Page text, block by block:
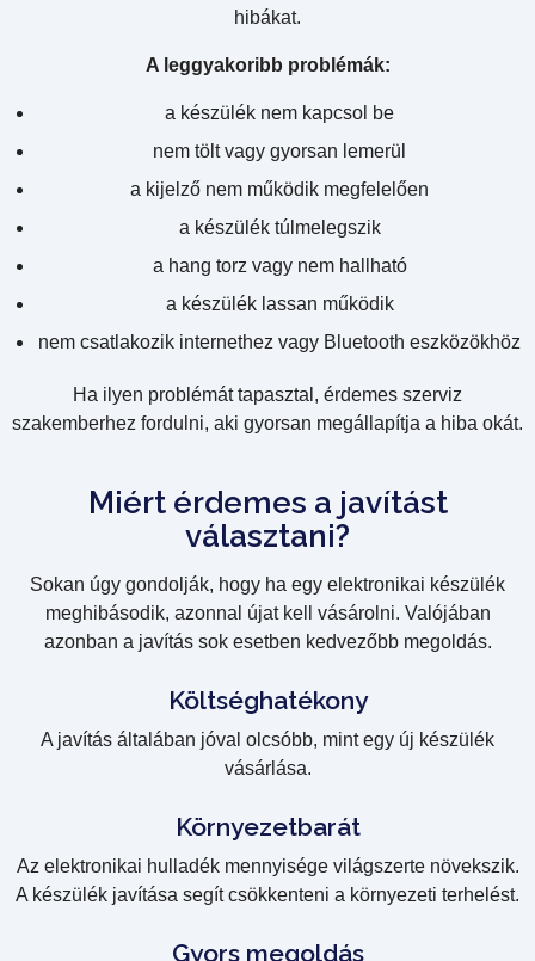
hibákat.
A leggyakoribb problémák:
a készülék nem kapcsol be
nem tölt vagy gyorsan lemerül
a kijelző nem működik megfelelően
a készülék túlmelegszik
a hang torz vagy nem hallható
a készülék lassan működik
nem csatlakozik internethez vagy Bluetooth eszközökhöz
Ha ilyen problémát tapasztal, érdemes szerviz
szakemberhez fordulni, aki gyorsan megállapítja a hiba okát.
Miért érdemes a javítást
választani?
Sokan úgy gondolják, hogy ha egy elektronikai készülék
meghibásodik, azonnal újat kell vásárolni. Valójában
azonban a javítás sok esetben kedvezőbb megoldás.
Költséghatékony
A javítás általában jóval olcsóbb, mint egy új készülék
vásárlása.
Környezetbarát
Az elektronikai hulladék mennyisége világszerte növekszik.
A készülék javítása segít csökkenteni a környezeti terhelést.
Gyors megoldás